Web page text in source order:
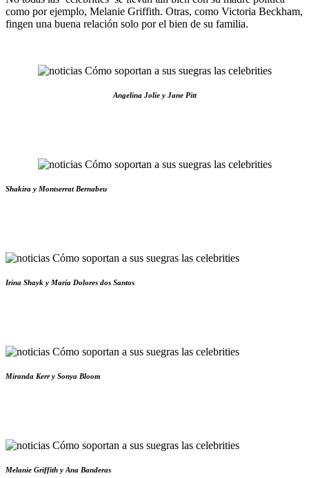
como por ejemplo, Melanie Griffith. Otras, como Victoria Beckham,
fingen una buena relación solo por el bien de su familia.
Angelina Jolie y Jane Pitt
Shakira y Montserrat Bernabeu
Irina Shayk y María Dolores dos Santos
Miranda Kerr y Sonya Bloom
Melanie Griffith y Ana Banderas